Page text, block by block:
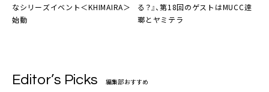
なシリーズイベント＜KHIMAIRA＞
始動
る？』、第18回のゲストはMUCC逹
瑯とヤミテラ
Editor’s Picks 編集部おすすめ